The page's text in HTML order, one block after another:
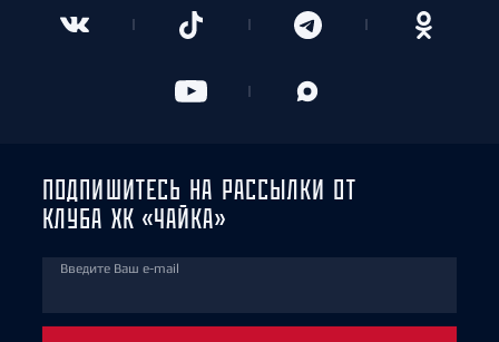
ПОДПИШИТЕСЬ НА РАССЫЛКИ ОТ
КЛУБА ХК «ЧАЙКА»
Введите Ваш e-mail